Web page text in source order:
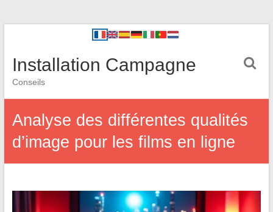
Installation Campagne
Conseils
Analyse des différentes qualités
d’image pour les films en ligne